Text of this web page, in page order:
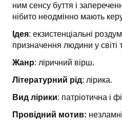
ним сенсу буття і
нібито неодмінно мають
Ідея: екзистенціальні
призначення людини у світі
Жанр: ліричний вірш.
Літературний рід: лірика.
Вид лірики: патріотична і
Провідний мотив: